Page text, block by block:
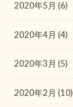
2020年5月 (6)
2020年4月 (4)
2020年3月 (5)
2020年2月 (10)